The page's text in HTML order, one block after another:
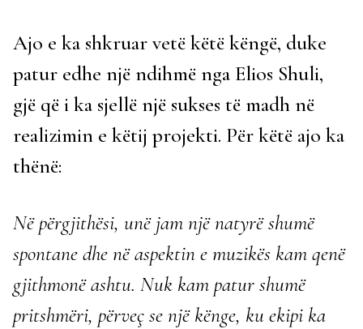
Ajo e ka shkruar vetë këtë këngë, duke
patur edhe një ndihmë nga Elios Shuli,
gjë që i ka sjellë një sukses të madh në
realizimin e këtij projekti. Për këtë ajo ka
thënë:
Në përgjithësi, unë jam një natyrë shumë
spontane dhe në aspektin e muzikës kam qenë
gjithmonë ashtu. Nuk kam patur shumë
pritshmëri, përveç se një kënge, ku ekipi ka